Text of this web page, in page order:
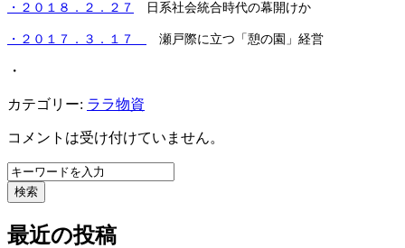
・２０１８．２．２７ 日系社会統合時代の幕開けか
・２０１７．３．１７ 瀬戸際に立つ「憩の園」経営
・
カテゴリー: ララ物資
コメントは受け付けていません。
検索
最近の投稿